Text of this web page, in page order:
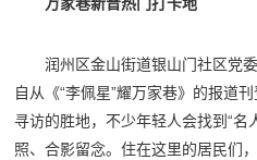
万家巷新晋热门打卡地
润州区金山街道银山门社区党
自从《“李佩星”耀万家巷》的报道
寻访的胜地，不少年轻人会找到“名
照、合影留念。住在这里的居民们